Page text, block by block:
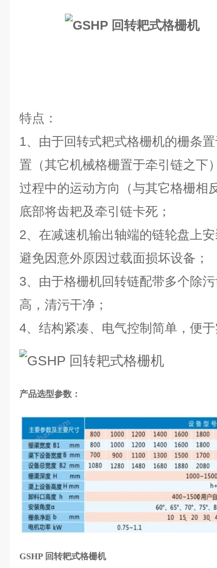
特点：
1、由于回转式耙式格栅机的栅条
置（其它机械格栅置于牵引链之下
过程中的运动方向（与其它格栅相
底部将齿耙及牵引链卡死；
2、在减速机输出轴端的链轮盘上
避免因意外原因过载面损坏设备；
3、由于格栅机回转链配带多个除
高，清污干净；
4、结构紧凑、电气控制简单，便
产品选型参数：
GSHP 回转耙式格栅机